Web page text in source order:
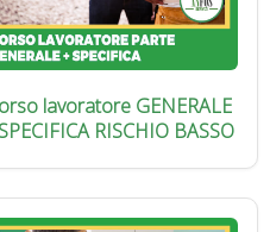
lavoratore GENERALE
RISCHIO BASSO